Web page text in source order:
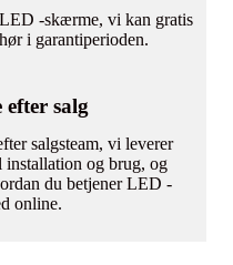
-skærme, vi kan gratis
i garantiperioden.
efter salg
salgsteam, vi leverer
og brug, og
du betjener LED -
online.